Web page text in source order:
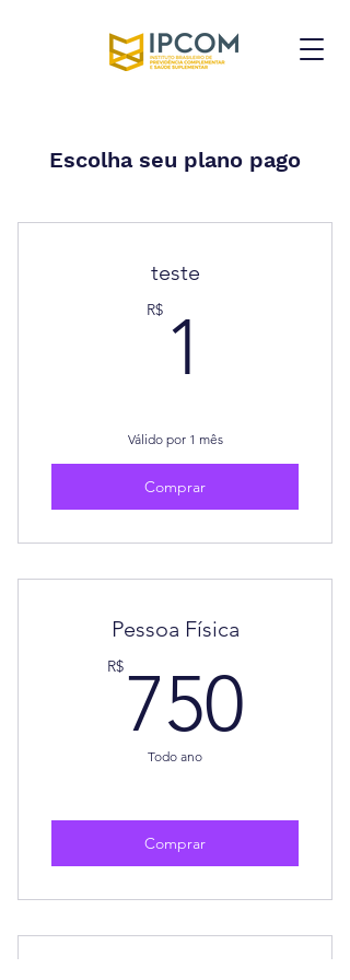
Escolha seu plano pago
teste
R$ 1
Válido por 1 mês
Comprar
Pessoa Física
R$ 750
Todo ano
Comprar